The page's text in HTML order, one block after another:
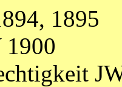
1895
1900